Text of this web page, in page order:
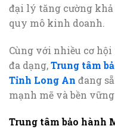
đại lý tăng cường
quy mô kinh doanh.
Cùng với nhiều cơ
đa dạng,Trung tâm
Tỉnh Long An đang
mạnh mẽ và bền
Trung tâm bảo hành